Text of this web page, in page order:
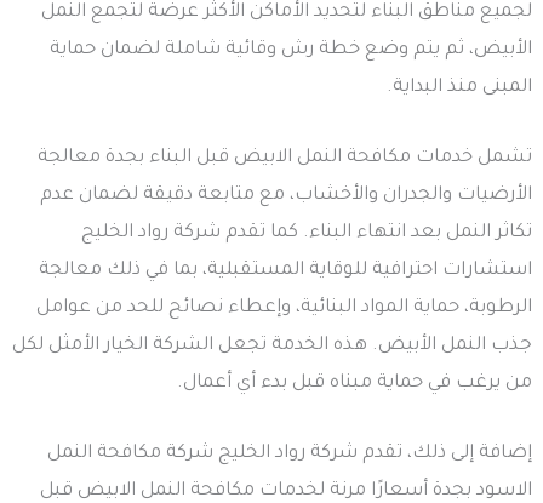
لجميع مناطق البناء لتحديد الأماكن الأكثر عرضة لتجمع النمل
الأبيض، ثم يتم وضع خطة رش وقائية شاملة لضمان حماية
المبنى منذ البداية.
تشمل خدمات مكافحة النمل الابيض قبل البناء بجدة معالجة
الأرضيات والجدران والأخشاب، مع متابعة دقيقة لضمان عدم
تكاثر النمل بعد انتهاء البناء. كما تقدم شركة رواد الخليج
استشارات احترافية للوقاية المستقبلية، بما في ذلك معالجة
الرطوبة، حماية المواد البنائية، وإعطاء نصائح للحد من عوامل
جذب النمل الأبيض. هذه الخدمة تجعل الشركة الخيار الأمثل لكل
من يرغب في حماية مبناه قبل بدء أي أعمال.
إضافة إلى ذلك، تقدم شركة رواد الخليج شركة مكافحة النمل
الاسود بجدة أسعارًا مرنة لخدمات مكافحة النمل الابيض قبل